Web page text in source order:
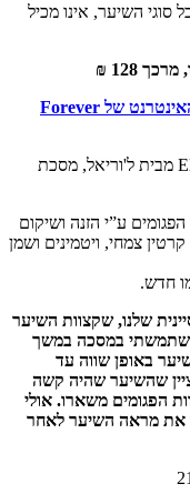
השיער, אינו מכיל
של Forever
מסכה לשיער להצלת קצוות השיער – Elvive מבית ל'וריאל, מסכת
ע”י הזנה ושיקום
צמחי, ויטמינים ושמן
חדש.
שלנו, שקצוות השיער
במסכה במשך
באופן שווה עד
חייבת לציין שהשיער שהיה קשה
הפגומים משארו. אולי
את מראה השיער לאחר